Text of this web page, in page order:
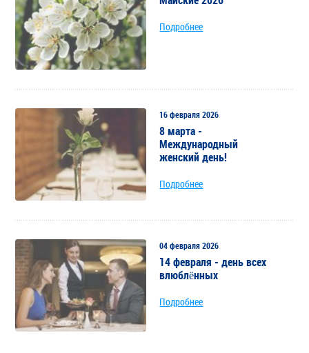
Подробнее
16 февраля 2026
8 марта -
Международный
женский день!
Подробнее
04 февраля 2026
14 февраля - день всех
влюблённых
Подробнее